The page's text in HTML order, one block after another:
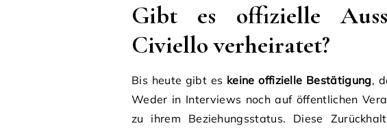
Gibt es offizielle
Civiello verheiratet?
Bis heute gibt es keine offizielle Bestätigung,
Weder in Interviews noch auf öffentlichen
zu ihrem Beziehungsstatus. Diese